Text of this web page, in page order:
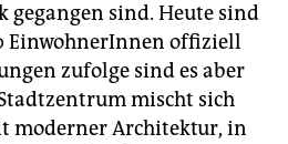
gegangen sind. Heute sind
EinwohnerInnen offiziell
zufolge sind es aber
mischt sich
moderner Architektur, in